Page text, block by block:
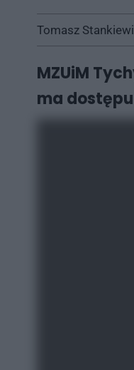
Tomasz
MZUiM
ma